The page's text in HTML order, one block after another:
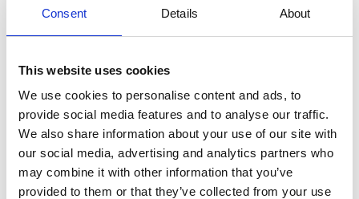
Consent Details About
This website uses cookies
We use cookies to personalise content and ads, to
provide social media features and to analyse our traffic.
We also share information about your use of our site with
our social media, advertising and analytics partners who
may combine it with other information that you’ve
provided to them or that they’ve collected from your use
Verdeelkast 250A
IN
Kabelogen
OUT
6x mono 230V
2x 32A 5P 380V
2x 63A 5P 380V
2x 125A 5P 380V